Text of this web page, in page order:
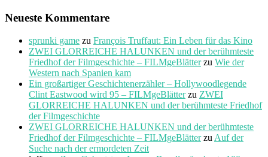
Neueste Kommentare
sprunki game zu François Truffaut: Ein Leben für das Kino
ZWEI GLORREICHE HALUNKEN und der berühmteste
Friedhof der Filmgeschichte – FILMgeBlätterzu Wie der
Western nach Spanien kam
Ein großartiger Geschichtenerzähler – Hollywoodlegende
Clint Eastwood wird 95 – FILMgeBlätterzu ZWEI
GLORREICHE HALUNKEN und der berühmteste Friedhof
der Filmgeschichte
ZWEI GLORREICHE HALUNKEN und der berühmteste
Friedhof der Filmgeschichte – FILMgeBlätterzu Auf der
Suche nach der ermordeten Zeit